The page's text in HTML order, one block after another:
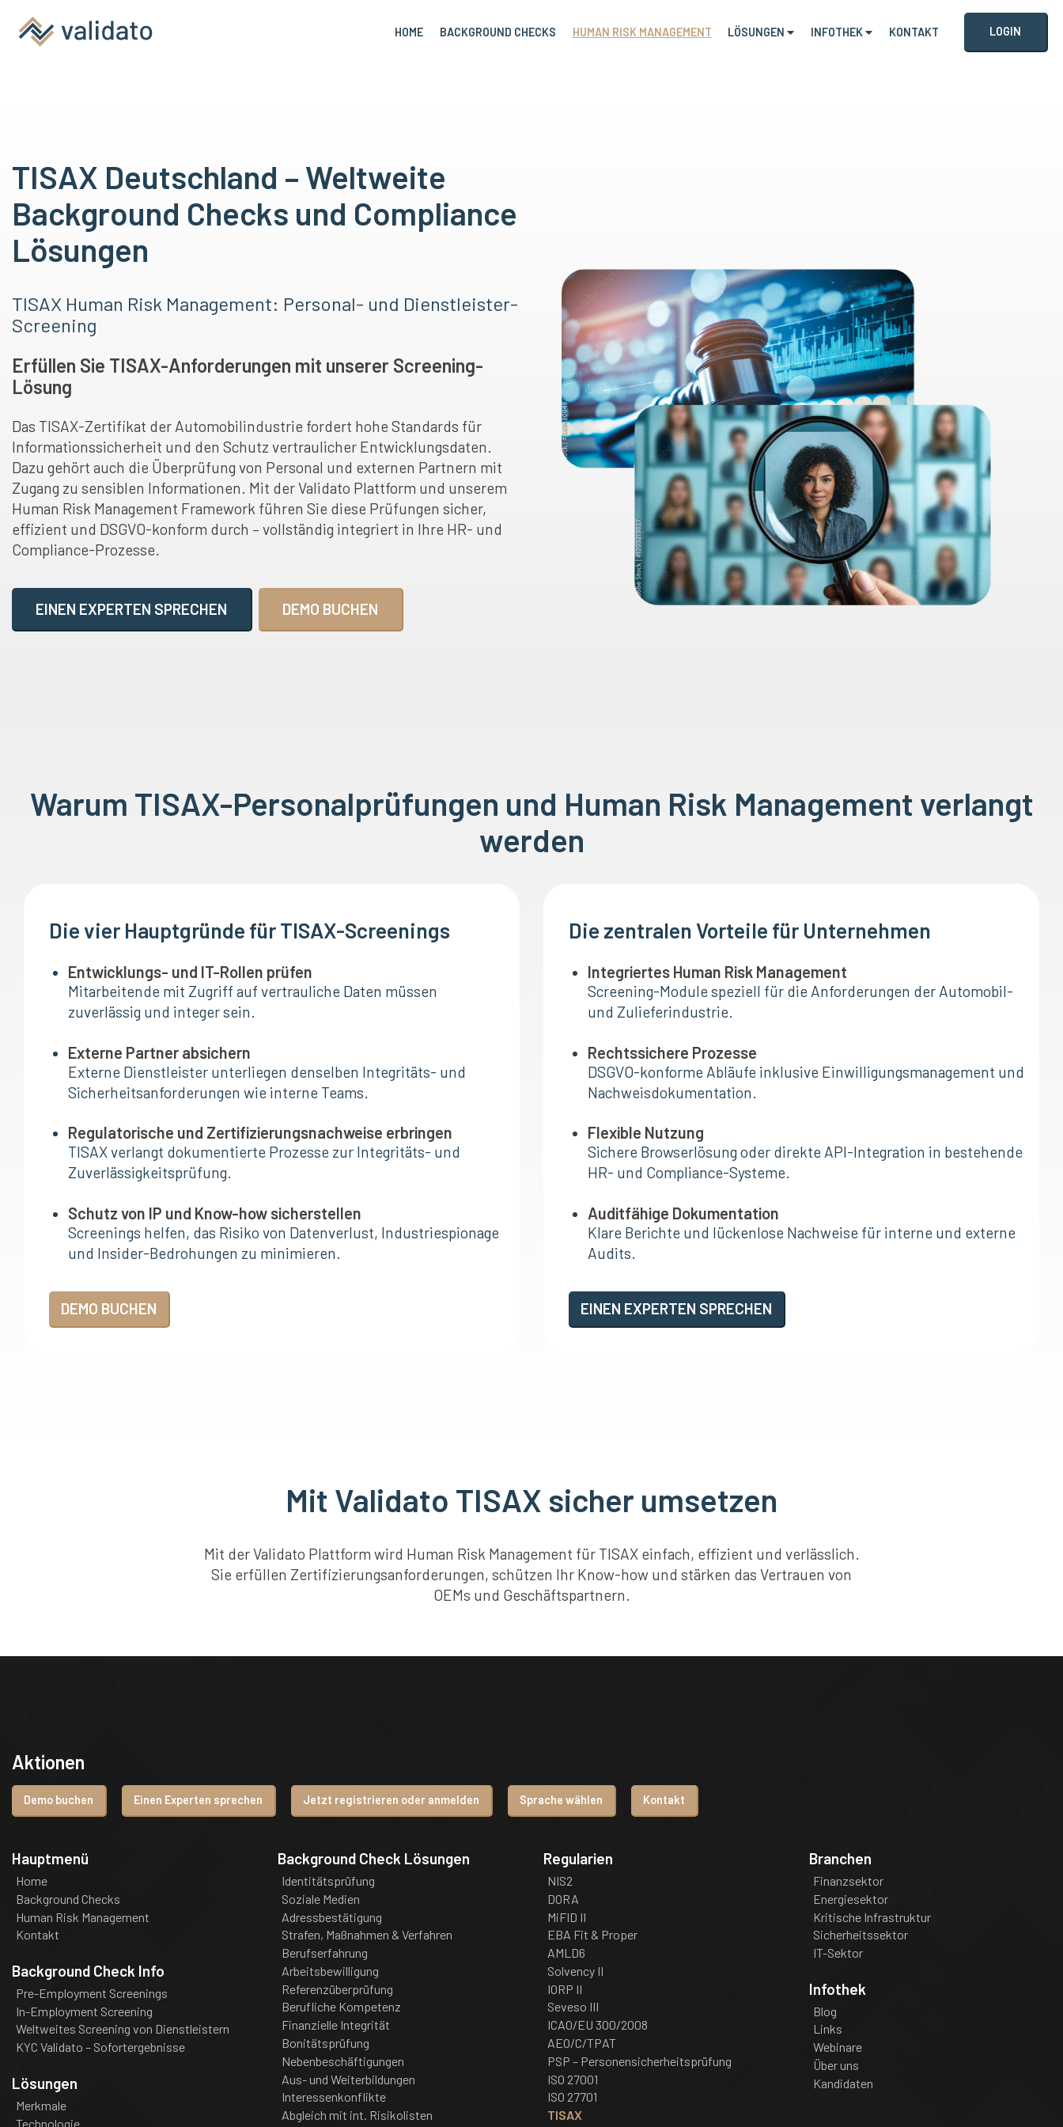
HOME BACKGROUND CHECKS HUMAN RISK MANAGEMENT LÖSUNGEN INFOTHEK KONTAKT LOGIN
TISAX Deutschland – Weltweite
Background Checks und Compliance
Lösungen
TISAX Human Risk Management: Personal- und Dienstleister-
Screening
Erfüllen Sie TISAX-Anforderungen mit unserer Screening-
Lösung
Das TISAX-Zertifikat der Automobilindustrie fordert hohe Standards für
Informationssicherheit und den Schutz vertraulicher Entwicklungsdaten.
Dazu gehört auch die Überprüfung von Personal und externen Partnern mit
Zugang zu sensiblen Informationen. Mit der Validato Plattform und unserem
Human Risk Management Framework führen Sie diese Prüfungen sicher,
effizient und DSGVO-konform durch – vollständig integriert in Ihre HR- und
Compliance-Prozesse.
EINEN EXPERTEN SPRECHEN DEMO BUCHEN
Warum TISAX-Personalprüfungen und Human Risk Management verlangt
werden
Die vier Hauptgründe für TISAX-Screenings
Entwicklungs- und IT-Rollen prüfen
Mitarbeitende mit Zugriff auf vertrauliche Daten müssen
zuverlässig und integer sein.
Externe Partner absichern
Externe Dienstleister unterliegen denselben Integritäts- und
Sicherheitsanforderungen wie interne Teams.
Regulatorische und Zertifizierungsnachweise erbringen
TISAX verlangt dokumentierte Prozesse zur Integritäts- und
Zuverlässigkeitsprüfung.
Schutz von IP und Know-how sicherstellen
Screenings helfen, das Risiko von Datenverlust, Industriespionage
und Insider-Bedrohungen zu minimieren.
DEMO BUCHEN
Die zentralen Vorteile für Unternehmen
Integriertes Human Risk Management
Screening-Module speziell für die Anforderungen der Automobil-
und Zulieferindustrie.
Rechtssichere Prozesse
DSGVO-konforme Abläufe inklusive Einwilligungsmanagement und
Nachweisdokumentation.
Flexible Nutzung
Sichere Browserlösung oder direkte API-Integration in bestehende
HR- und Compliance-Systeme.
Auditfähige Dokumentation
Klare Berichte und lückenlose Nachweise für interne und externe
Audits.
EINEN EXPERTEN SPRECHEN
Mit Validato TISAX sicher umsetzen
Mit der Validato Plattform wird Human Risk Management für TISAX einfach, effizient und verlässlich.
Sie erfüllen Zertifizierungsanforderungen, schützen Ihr Know-how und stärken das Vertrauen von
OEMs und Geschäftspartnern.
Aktionen
Demo buchen Einen Experten sprechen Jetzt registrieren oder anmelden Sprache wählen Kontakt
Hauptmenü
Home
Background Checks
Human Risk Management
Kontakt
Background Check Info
Pre-Employment Screenings
In-Employment Screening
Weltweites Screening von Dienstleistern
KYC Validato – Sofortergebnisse
Lösungen
Merkmale
Technologie
Background Check Lösungen
Identitätsprüfung
Soziale Medien
Adressbestätigung
Strafen, Maßnahmen & Verfahren
Berufserfahrung
Arbeitsbewilligung
Referenzüberprüfung
Berufliche Kompetenz
Finanzielle Integrität
Bonitätsprüfung
Nebenbeschäftigungen
Aus- und Weiterbildungen
Interessenkonflikte
Abgleich mit int. Risikolisten
Regularien
NIS2
DORA
MiFID II
EBA Fit & Proper
AMLD6
Solvency II
IORP II
Seveso III
ICAO/EU 300/2008
AEO/C/TPAT
PSP – Personensicherheitsprüfung
ISO 27001
ISO 27701
TISAX
Branchen
Finanzsektor
Energiesektor
Kritische Infrastruktur
Sicherheitssektor
IT-Sektor
Infothek
Blog
Links
Webinare
Über uns
Kandidaten